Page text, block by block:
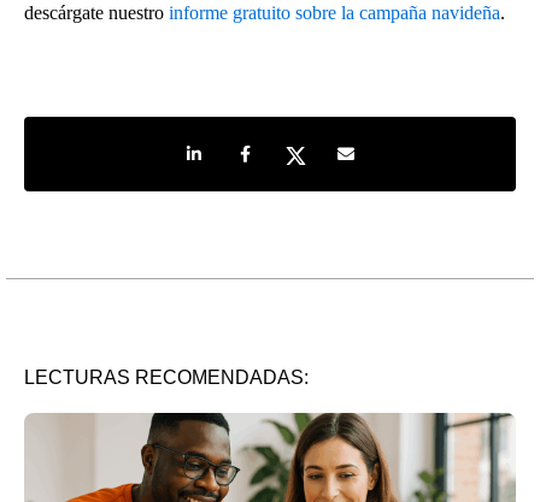
descárgate nuestro informe gratuito sobre la campaña navideña.
Share on LinkedIn
Share on Facebook
Share on TwitterShare by e-mail
LECTURAS RECOMENDADAS: